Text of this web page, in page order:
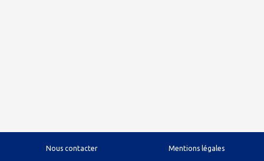
Nous contacter Mentions légales